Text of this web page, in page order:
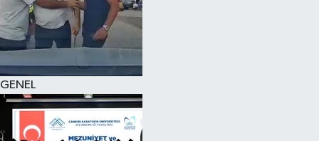
GENEL
KÜLTÜR SANAT
SAĞLIK
SİYASET